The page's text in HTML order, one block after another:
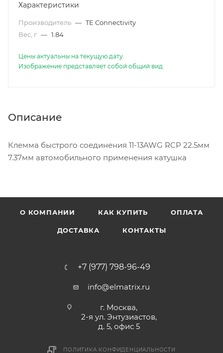
Характеристики
Производитель — TE Connectivity
Вес, г — 1.84
Цены актуальны на текущую дату.
Изображение представляет собой общий вид.
Описание
Клемма быстрого соединения 11-13AWG RCP 22.5мм
7.37мм автомобильного применения катушка
О КОМПАНИИ КАК КУПИТЬ ОПЛАТА
ДОСТАВКА КОНТАКТЫ
+7 (977) 798-96-49
info@elmatrix.ru
г. Москва,
2-я ул. Энтузиастов,
д. 5, офис 5
ПОЛИТИКА КОНФИДЕНЦИАЛЬНОСТИ